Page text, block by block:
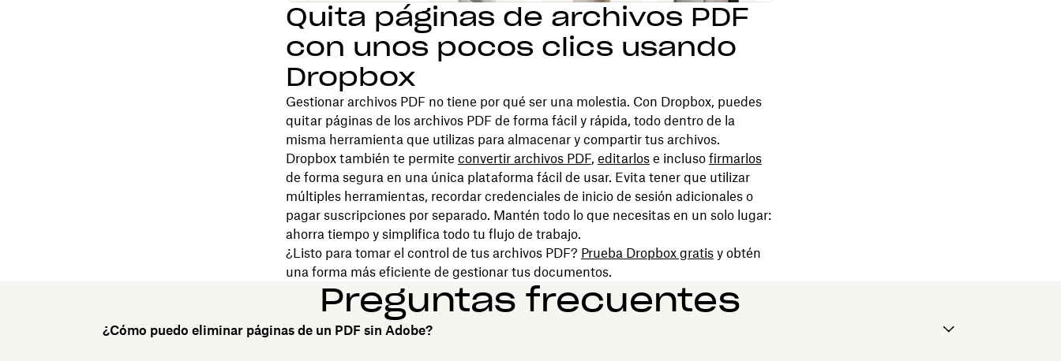
Quita páginas de archivos PDF
con unos pocos clics usando
Dropbox
Gestionar archivos PDF no tiene por qué ser una molestia. Con Dropbox, puedes
quitar páginas de los archivos PDF de forma fácil y rápida, todo dentro de la
misma herramienta que utilizas para almacenar y compartir tus archivos.
Dropbox también te permite convertir archivos PDF, editarlose incluso firmarlos
de forma segura en una única plataforma fácil de usar. Evita tener que utilizar
múltiples herramientas, recordar credenciales de inicio de sesión adicionales o
pagar suscripciones por separado. Mantén todo lo que necesitas ‌en un solo lugar:
ahorra tiempo y simplifica todo tu flujo de trabajo.
¿Listo para tomar el control de tus archivos PDF? Prueba Dropbox gratisy obtén
una forma más eficiente de gestionar tus documentos.
Preguntas frecuentes
¿Cómo puedo eliminar páginas de un PDF sin Adobe?